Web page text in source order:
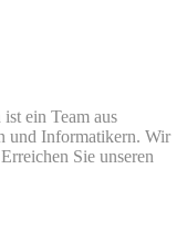
ein Team aus
und Informatikern. Wir
Sie unseren